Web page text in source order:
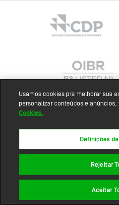
Usamos cookies pra melhorar sua
personalizar conteúdos e anúncios,
Cookies.
Definições
Rejeitar
Aceitar